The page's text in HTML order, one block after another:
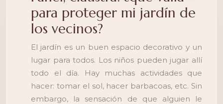
para proteger mi jardín de
los vecinos?
El jardín es un buen espacio decorativo y un
lugar para todos. Los niños pueden jugar allí
todo el día. Hay muchas actividades que
hacer: tomar el sol, hacer barbacoas, etc. Sin
embargo, la sensación de que alguien le